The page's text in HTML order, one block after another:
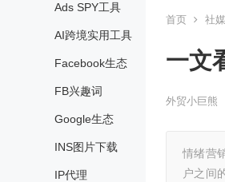
Ads SPY工具
AI跨境实用工具
Facebook生态
FB兴趣词
Google生态
INS图片下载
IP代理
首页 社
一文
外贸小巨熊
情绪营
户之间